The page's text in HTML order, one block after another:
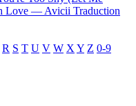
Love — Avicii Traduction
R S T U V W X Y Z 0-9